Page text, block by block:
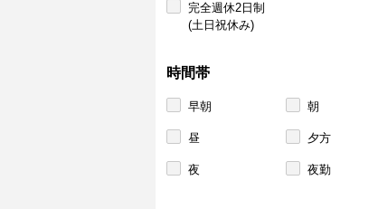
完全週休2日制
(土日祝休み)
時間帯
早朝 朝
昼 夕方
夜 夜勤